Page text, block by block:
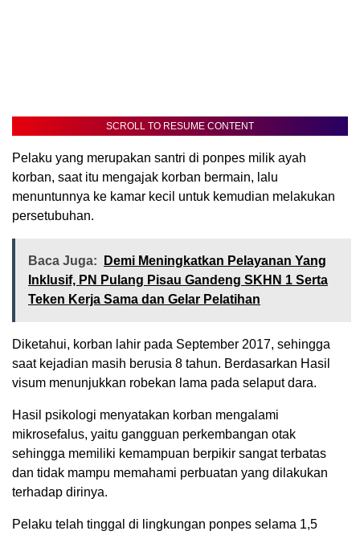
SCROLL TO RESUME CONTENT
Pelaku yang merupakan santri di ponpes milik ayah
korban, saat itu mengajak korban bermain, lalu
menuntunnya ke kamar kecil untuk kemudian melakukan
persetubuhan.
Baca Juga:
Demi Meningkatkan Pelayanan Yang
Inklusif, PN Pulang Pisau Gandeng SKHN 1 Serta
Teken Kerja Sama dan Gelar Pelatihan
Diketahui, korban lahir pada September 2017, sehingga
saat kejadian masih berusia 8 tahun. Berdasarkan Hasil
visum menunjukkan robekan lama pada selaput dara.
Hasil psikologi menyatakan korban mengalami
mikrosefalus, yaitu gangguan perkembangan otak
sehingga memiliki kemampuan berpikir sangat terbatas
dan tidak mampu memahami perbuatan yang dilakukan
terhadap dirinya.
Pelaku telah tinggal di lingkungan ponpes selama 1,5